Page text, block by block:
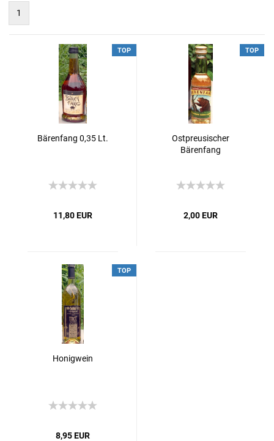
1
TOP
Bärenfang 0,35 Lt.
11,80 EUR
TOP
Ostpreusischer
Bärenfang
2,00 EUR
TOP
Honigwein
8,95 EUR